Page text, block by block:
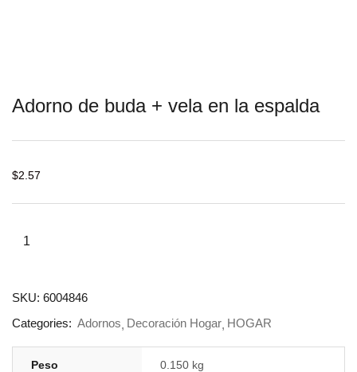
Adorno de buda + vela en la espalda
$2.57
SKU: 6004846
Categories: Adornos Decoración Hogar HOGAR
Peso 0.150 kg